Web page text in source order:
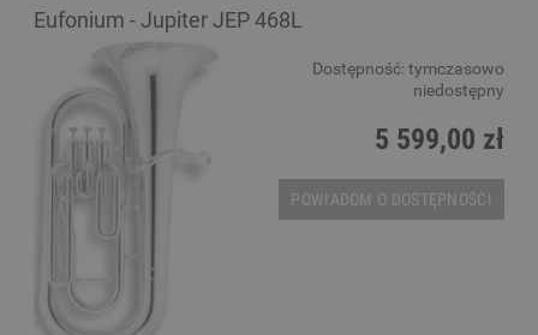
Eufonium - Jupiter JEP 468L
Dostępność: tymczasowo
niedostępny
5 599,00 zł
POWIADOM O DOSTĘPNOŚCI